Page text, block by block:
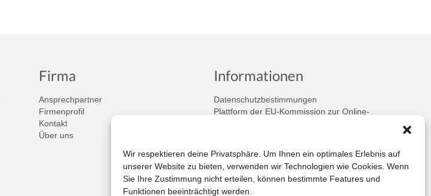
Wir respektieren deine Privatsphäre. Um Ihnen ein optimales Erlebnis auf
unserer Website zu bieten, verwenden wir Technologien wie Cookies. Wenn
Sie Ihre Zustimmung nicht erteilen, können bestimmte Features und
Funktionen beeinträchtigt werden.
Firma
Ansprechpartner
Firmenprofil
Kontakt
Über uns
Informationen
Datenschutzbestimmungen
Plattform der EU-Kommission zur Online-